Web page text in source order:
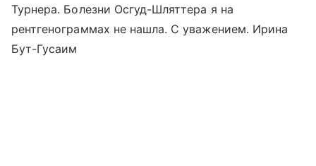
Турнера. Болезни Осгуд-Шляттера я на
рентгенограммах не нашла. С уважением. Ирина
Бут-Гусаим